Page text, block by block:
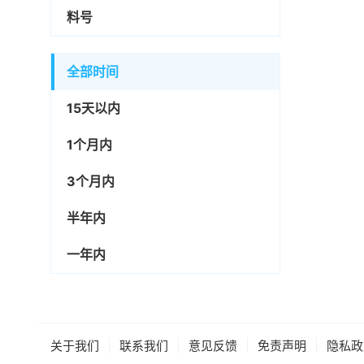
料号
全部时间
15天以内
1个月内
3个月内
半年内
一年内
关于我们 联系我们 意见反馈 免责声明 隐私